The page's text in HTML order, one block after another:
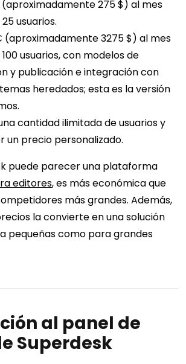
275 $) al mes
usuarios.
(aproximadamente 3275 $) al mes
usuarios, con modelos de
y publicación e integración con
heredados; esta es la versión
cantidad ilimitada de usuarios y
un precio personalizado.
puede parecer una plataforma
editores, es más económica que
más grandes. Además,
la convierte en una solución
pequeñas como para grandes
al panel de
Superdesk